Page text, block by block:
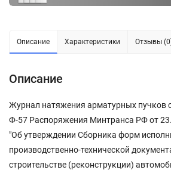
Описание Характеристики Отзывы
Описание
Журнал натяжения арматурных пучков
Ф-57 Распоряжения Минтранса РФ от
"Об утверждении Сборника форм
производственно-технической
строительстве (реконструкции)